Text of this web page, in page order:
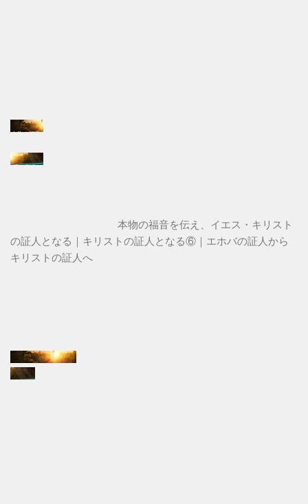
本物の福音を伝え、イエス・キリスト
の証人となる｜キリストの証人となる⑥｜エホバの証人から
キリストの証人へ